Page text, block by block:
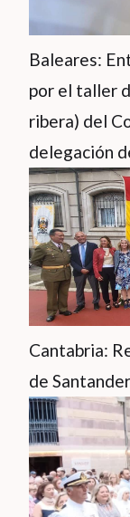
Baleares:
por el taller
ribera) del
delegación
Cantabria:
de Santander